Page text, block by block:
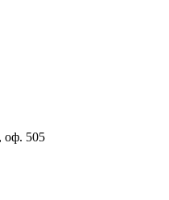
оф. 505